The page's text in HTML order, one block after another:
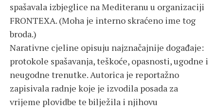
spašavala izbjeglice na Mediteranu u organizaciji
FRONTEXA. (Moha je interno skraćeno ime tog
broda.)
Narativne cjeline opisuju najznačajnije događaje:
protokole spašavanja, teškoće, opasnosti, ugodne i
neugodne trenutke. Autorica je reportažno
zapisivala radnje koje je izvodila posada za
vrijeme plovidbe te bilježila i njihovu